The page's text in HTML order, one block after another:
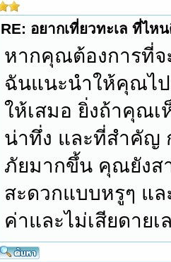
RE: อยากเที่ยวทะเล ที่ไห
หากคุณต้องการที่จ
ฉันแนะนำให้คุณไป
ให้เสมอ ยิ่งถ้าคุณเ
น่าทึ่ง และที่สำคัญ
ภัยมากขึ้น คุณยังส
สะดวกแบบหรูๆ แ
ค่าและไม่เสียดายเ